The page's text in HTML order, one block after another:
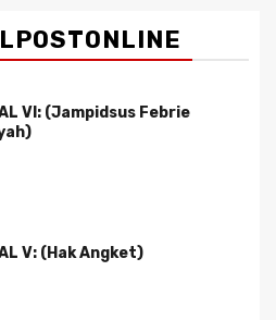
VI: (Jampidsus Febrie
V: (Hak Angket)